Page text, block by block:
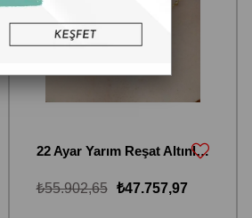
22 Ayar Yarım Reşat Altınlı Dorika Toplu Kolye
₺47.757,97
₺55.902,65